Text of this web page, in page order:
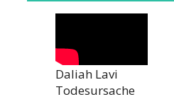
Daliah Lavi
Todesursache